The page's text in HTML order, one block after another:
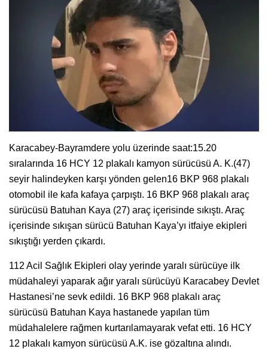
Karacabey-Bayramdere yolu üzerinde saat:15.20
sıralarında 16 HCY 12 plakalı kamyon sürücüsü A. K.(47)
seyir halindeyken karşı yönden gelen16 BKP 968 plakalı
otomobil ile kafa kafaya çarpıştı. 16 BKP 968 plakalı araç
sürücüsü Batuhan Kaya (27) araç içerisinde sıkıştı. Araç
içerisinde sıkışan sürücü Batuhan Kaya’yı itfaiye ekipleri
sıkıştığı yerden çıkardı.
112 Acil Sağlık Ekipleri olay yerinde yaralı sürücüye ilk
müdahaleyi yaparak ağır yaralı sürücüyü Karacabey Devlet
Hastanesi’ne sevk edildi. 16 BKP 968 plakalı araç
sürücüsü Batuhan Kaya hastanede yapılan tüm
müdahalelere rağmen kurtarılamayarak vefat etti. 16 HCY
12 plakalı kamyon sürücüsü A.K. ise gözaltına alındı.